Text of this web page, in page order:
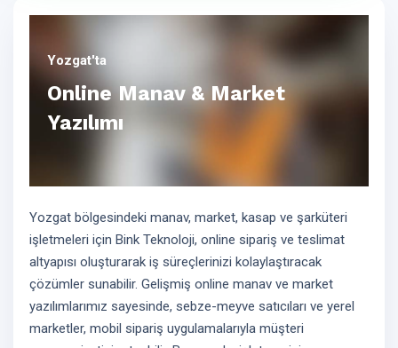
Yozgat'ta
Online Manav & Market
Yazılımı
Yozgat bölgesindeki manav, market, kasap ve şarküteri
işletmeleri için Bink Teknoloji, online sipariş ve teslimat
altyapısı oluşturarak iş süreçlerinizi kolaylaştıracak
çözümler sunabilir. Gelişmiş online manav ve market
yazılımlarımız sayesinde, sebze-meyve satıcıları ve yerel
marketler, mobil sipariş uygulamalarıyla müşteri